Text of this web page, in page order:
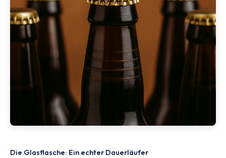
Die Glasflasche: Ein echter Dauerläufer